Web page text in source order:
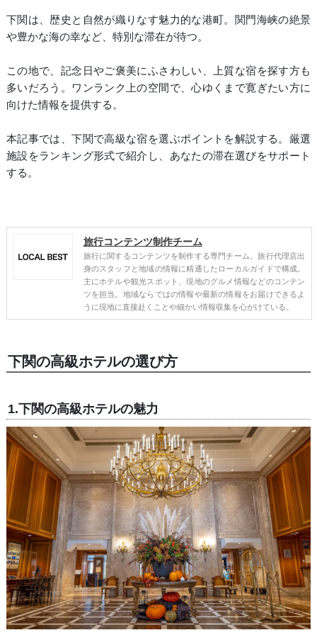
下関は、歴史と自然が織りなす魅力的な港町。関門海峡の絶景
や豊かな海の幸など、特別な滞在が待つ。
この地で、記念日やご褒美にふさわしい、上質な宿を探す方も
多いだろう。ワンランク上の空間で、心ゆくまで寛ぎたい方に
向けた情報を提供する。
本記事では、下関で高級な宿を選ぶポイントを解説する。厳選
施設をランキング形式で紹介し、あなたの滞在選びをサポート
する。
旅行コンテンツ制作チーム
旅行に関するコンテンツを制作する専門チーム。旅行代理店出
身のスタッフと地域の情報に精通したローカルガイドで構成。
主にホテルや観光スポット、現地のグルメ情報などのコンテン
ツを担当。地域ならではの情報や最新の情報をお届けできるよ
うに現地に直接赴くことや細かい情報収集を心がけている。
下関の高級ホテルの選び方
1.下関の高級ホテルの魅力